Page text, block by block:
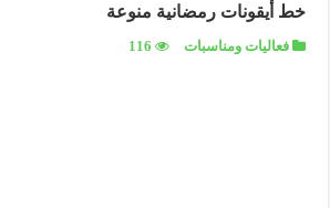
خط أيقونات رمضانية منوعة
فعاليات ومناسبات 116